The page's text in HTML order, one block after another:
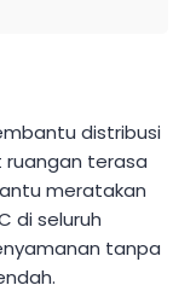
distribusi
ruangan terasa
meratakan
di seluruh
tanpa